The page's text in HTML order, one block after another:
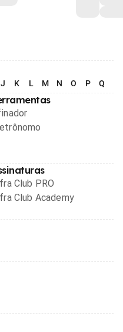
J K L M N O P Q
Club PRO
Club Academy